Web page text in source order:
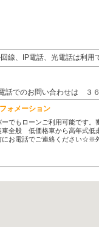
線、IP電話、光電話は利用
でのお問い合わせは ３
ォメーション
ーでもローンご利用可能で
全般 低価格車から高年式低走
お電話でご連絡ください☆※